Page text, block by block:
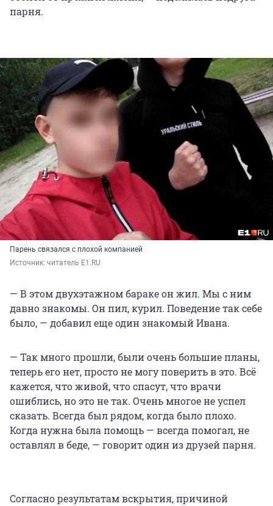
парня.
Парень связался с плохой компанией
Источник: читатель E1.RU
— В этом двухэтажном бараке он жил. Мы с ним
давно знакомы. Он пил, курил. Поведение так себе
было, — добавил еще один знакомый Ивана.
— Так много прошли, были очень большие планы,
теперь его нет, просто не могу поверить в это. Всё
кажется, что живой, что спасут, что врачи
ошиблись, но это не так. Очень многое не успел
сказать. Всегда был рядом, когда было плохо.
Когда нужна была помощь — всегда помогал, не
оставлял в беде, — говорит один из друзей парня.
Согласно результатам вскрытия, причиной